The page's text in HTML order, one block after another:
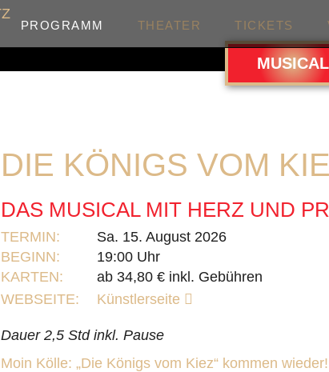
PROGRAMM THEATER TICKETS
MUSICAL
DIE KÖNIGS VOM
DAS MUSICAL MIT HERZ UND
TERMIN:
Sa. 15. August 2026
BEGINN:
19:00 Uhr
KARTEN:
ab 34,80 € inkl. Gebühren
WEBSEITE:
Künstlerseite
Dauer 2,5 Std inkl. Pause
Moin Kölle: „Die Königs vom Kiez“ kommen wieder!